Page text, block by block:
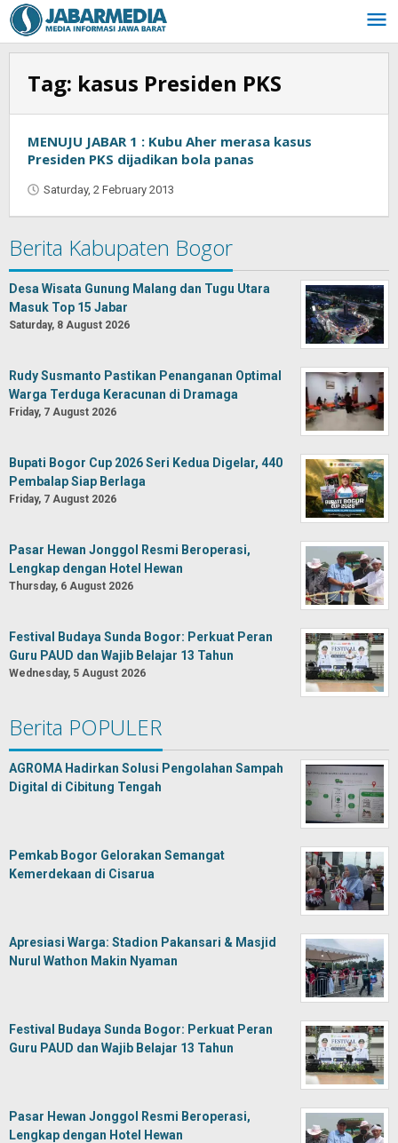
Skip
to
content
Tag: kasus Presiden PKS
MENUJU JABAR 1 : Kubu Aher merasa kasus
Presiden PKS dijadikan bola panas
Saturday, 2 February 2013
Berita Kabupaten Bogor
Desa Wisata Gunung Malang dan Tugu Utara
Masuk Top 15 Jabar
Saturday, 8 August 2026
Rudy Susmanto Pastikan Penanganan Optimal
Warga Terduga Keracunan di Dramaga
Friday, 7 August 2026
Bupati Bogor Cup 2026 Seri Kedua Digelar, 440
Pembalap Siap Berlaga
Friday, 7 August 2026
Pasar Hewan Jonggol Resmi Beroperasi,
Lengkap dengan Hotel Hewan
Thursday, 6 August 2026
Festival Budaya Sunda Bogor: Perkuat Peran
Guru PAUD dan Wajib Belajar 13 Tahun
Wednesday, 5 August 2026
Berita POPULER
AGROMA Hadirkan Solusi Pengolahan Sampah
Digital di Cibitung Tengah
Pemkab Bogor Gelorakan Semangat
Kemerdekaan di Cisarua
Apresiasi Warga: Stadion Pakansari & Masjid
Nurul Wathon Makin Nyaman
Festival Budaya Sunda Bogor: Perkuat Peran
Guru PAUD dan Wajib Belajar 13 Tahun
Pasar Hewan Jonggol Resmi Beroperasi,
Lengkap dengan Hotel Hewan